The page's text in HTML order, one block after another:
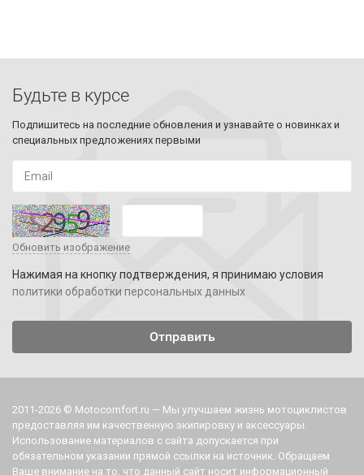
Будьте в курсе
Подпишитесь на последние обновления и узнавайте о новинках и
специальных предложениях первыми
Обновить изображение
Нажимая на кнопку подтверждения, я принимаю условия
политики обработки персональных данных
2011-2026 © Motocomfort.ru — Мы улучшаем жизнь мотоциклистов
предоставляя им качественную экипировку и аксессуары.
Использование материалов с сайта допускается при
обязательном указании прямой ссылки на источник. Обращаем
Ваше внимание на то, что данный сайт носит информационный